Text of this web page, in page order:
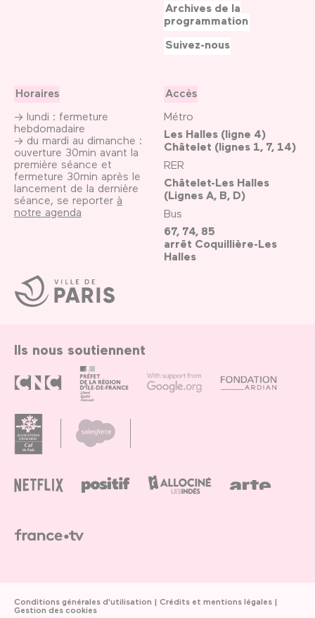
Ville
de
Paris
Horaires
→ lundi : fermeture
hebdomadaire
→ du mardi au dimanche :
ouverture 30min avant la
première séance et
fermeture 30min après le
lancement de la dernière
séance, se reporter à
notre agenda
Accès
Métro
Les Halles (ligne 4)
Châtelet (lignes 1, 7, 14)
RER
Châtelet-Les Halles
(Lignes A, B, D)
Bus
67, 74, 85
arrêt Coquillière-Les
Halles
Archives de la
programmation
Suivez-nous
Ils nous soutiennent
Conditions générales d'utilisation
Crédits et mentions légales
Gestion des cookies